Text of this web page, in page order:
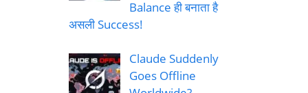
Balance ही बनाता है
असली Success!
Claude Suddenly
Goes Offline